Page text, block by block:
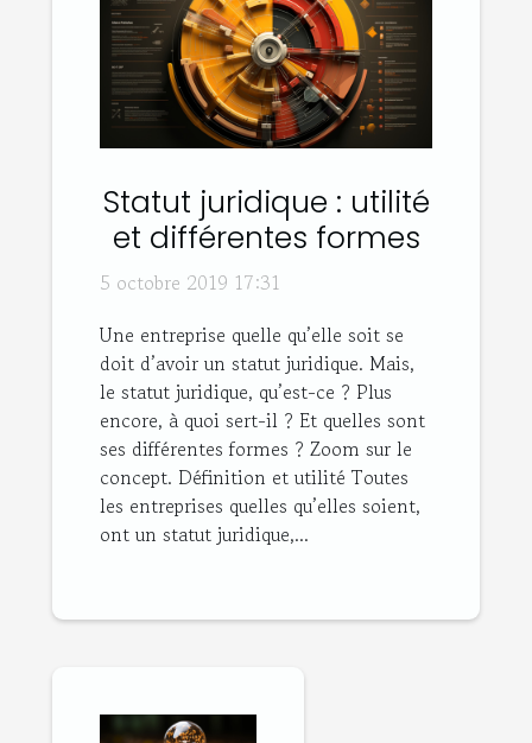
Statut juridique : utilité
et différentes formes
5 octobre 2019 17:31
Une entreprise quelle qu’elle soit se
doit d’avoir un statut juridique. Mais,
le statut juridique, qu’est-ce ? Plus
encore, à quoi sert-il ? Et quelles sont
ses différentes formes ? Zoom sur le
concept. Définition et utilité Toutes
les entreprises quelles qu’elles soient,
ont un statut juridique,...